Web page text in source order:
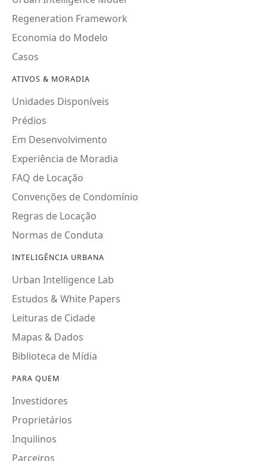
Regeneration Framework
Economia do Modelo
Casos
ATIVOS & MORADIA
Unidades Disponíveis
Prédios
Em Desenvolvimento
Experiência de Moradia
FAQ de Locação
Convenções de Condomínio
Regras de Locação
Normas de Conduta
INTELIGÊNCIA URBANA
Urban Intelligence Lab
Estudos & White Papers
Leituras de Cidade
Mapas & Dados
Biblioteca de Mídia
PARA QUEM
Investidores
Proprietários
Inquilinos
Parceiros